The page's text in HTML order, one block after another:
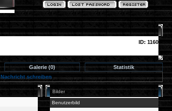
ID: 1160
Galerie (0) Statistik
(Nachricht schreiben)
Bilder
Benutzerbild